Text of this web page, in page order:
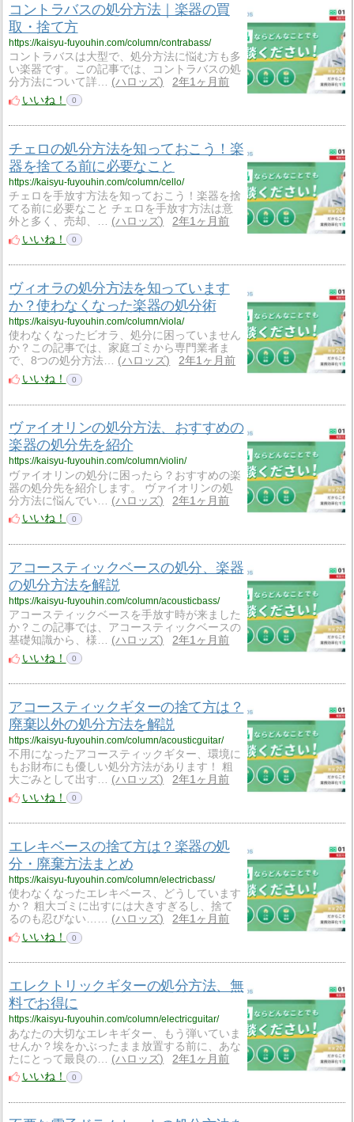
コントラバスの処分方法｜楽器の買
取・捨て方
https://kaisyu-fuyouhin.com/column/contrabass/
コントラバスは大型で、処分方法に悩む方も多
い楽器です。この記事では、コントラバスの処
分方法について詳…
ハロッズ
2年1ヶ月前
いいね！
0
チェロの処分方法を知っておこう！楽
器を捨てる前に必要なこと
https://kaisyu-fuyouhin.com/column/cello/
チェロを手放す方法を知っておこう！楽器を捨
てる前に必要なこと チェロを手放す方法は意
外と多く、売却、…
ハロッズ
2年1ヶ月前
いいね！
0
ヴィオラの処分方法を知っています
か？使わなくなった楽器の処分術
https://kaisyu-fuyouhin.com/column/viola/
使わなくなったビオラ、処分に困っていません
か？この記事では、家庭ゴミから専門業者ま
で、8つの処分方法…
ハロッズ
2年1ヶ月前
いいね！
0
ヴァイオリンの処分方法、おすすめの
楽器の処分先を紹介
https://kaisyu-fuyouhin.com/column/violin/
ヴァイオリンの処分に困ったら？おすすめの楽
器の処分先を紹介します。 ヴァイオリンの処
分方法に悩んでい…
ハロッズ
2年1ヶ月前
いいね！
0
アコースティックベースの処分、楽器
の処分方法を解説
https://kaisyu-fuyouhin.com/column/acousticbass/
アコースティックベースを手放す時が来ました
か？この記事では、アコースティックベースの
基礎知識から、様…
ハロッズ
2年1ヶ月前
いいね！
0
アコースティックギターの捨て方は？
廃棄以外の処分方法を解説
https://kaisyu-fuyouhin.com/column/acousticguitar/
不用になったアコースティックギター、環境に
もお財布にも優しい処分方法があります！ 粗
大ごみとして出す…
ハロッズ
2年1ヶ月前
いいね！
0
エレキベースの捨て方は？楽器の処
分・廃棄方法まとめ
https://kaisyu-fuyouhin.com/column/electricbass/
使わなくなったエレキベース、どうしています
か？ 粗大ゴミに出すには大きすぎるし、捨て
るのも忍びない……
ハロッズ
2年1ヶ月前
いいね！
0
エレクトリックギターの処分方法、無
料でお得に
https://kaisyu-fuyouhin.com/column/electricguitar/
あなたの大切なエレキギター、もう弾いていま
せんか？埃をかぶったまま放置する前に、あな
たにとって最良の…
ハロッズ
2年1ヶ月前
いいね！
0